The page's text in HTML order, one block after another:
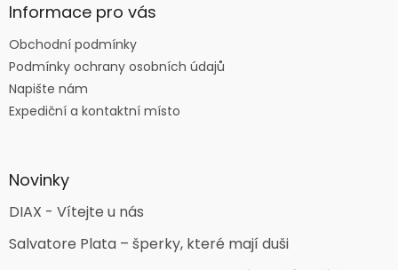
Informace pro vás
Obchodní podmínky
Podmínky ochrany osobních údajů
Napište nám
Expediční a kontaktní místo
Novinky
DIAX - Vítejte u nás
Salvatore Plata – šperky, které mají duši